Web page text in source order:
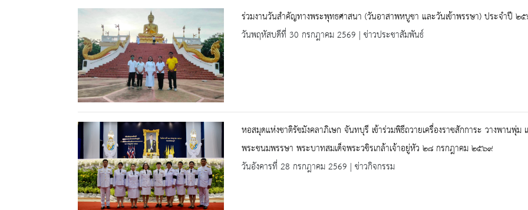
ร่วมงานวันสำคัญทางพระพุทธศาสนา (วันอาสาพหบูชา และวันเข้าพรรษา) ประจำปี ๒
วันพฤหัสบดีที่ 30 กรกฎาคม 2569 | ข่าวประชาสัมพันธ์
หอสมุดแห่งชาติรัชมังคลาภิเษก จันทบุรี เข้าร่วมพิธีถวายเครื่องราชสักการะ วางพานพุ่
พระชนมพรรษา พระบาทสมเด็จพระวชิรเกล้าเจ้าอยู่หัว ๒๘ กรกฎาคม ๒๕๖๙
วันอังคารที่ 28 กรกฎาคม 2569 | ข่าวกิจกรรม